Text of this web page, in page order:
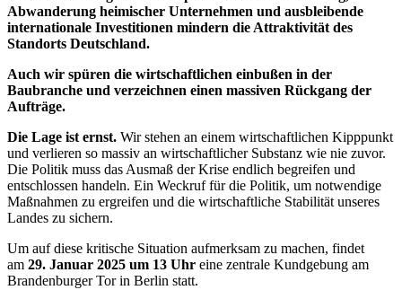
Abwanderung heimischer Unternehmen und ausbleibende
internationale Investitionen mindern die Attraktivität des
Standorts Deutschland.
Auch wir spüren die wirtschaftlichen einbußen in der
Baubranche und verzeichnen einen massiven Rückgang der
Aufträge.
Die Lage ist ernst. Wir stehen an einem wirtschaftlichen Kipppunkt
und verlieren so massiv an wirtschaftlicher Substanz wie nie zuvor.
Die Politik muss das Ausmaß der Krise endlich begreifen und
entschlossen handeln. Ein Weckruf für die Politik, um notwendige
Maßnahmen zu ergreifen und die wirtschaftliche Stabilität unseres
Landes zu sichern.
Um auf diese kritische Situation aufmerksam zu machen, findet
am 29. Januar 2025 um 13 Uhr eine zentrale Kundgebung am
Brandenburger Tor in Berlin statt.